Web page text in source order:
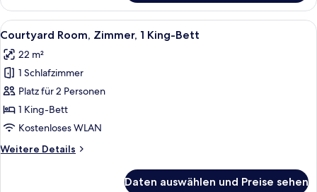
1 King-
Bett
Alle
Fotos
für
Courtyard
Room,
Zimmer,
1 King-
anzeigen
Ein Hotelzimmer mit einem großen
3
Courtyard Room, Zimmer, 1 King-Bett
22 m²
1 Schlafzimmer
Platz für 2 Personen
1 King-Bett
Kostenloses WLAN
Weitere Details
Weitere
Daten auswählen und Preise sehen